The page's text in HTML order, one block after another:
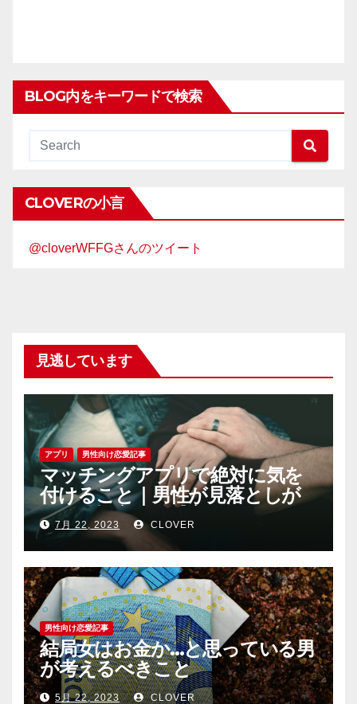
BLOG内をキーワードで検索
CLOVERの小言
@cloverWFFGさんのツイート
見逃しています
アプリ 男性向け恋愛記事
マッチングアプリで絶対に気を
付けること｜男性が見落としが
ちな恐怖心と警戒心
7月 22, 2023 CLOVER
男性向け恋愛記事
結局女はお金か…と思っている男
が考えるべきこと
5月 22, 2023 CLOVER